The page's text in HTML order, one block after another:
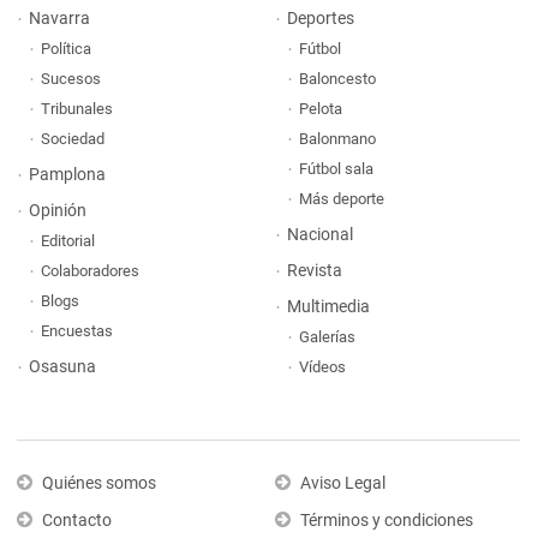
Navarra
Política
Sucesos
Tribunales
Sociedad
Pamplona
Opinión
Editorial
Colaboradores
Blogs
Encuestas
Osasuna
Deportes
Fútbol
Baloncesto
Pelota
Balonmano
Fútbol sala
Más deporte
Nacional
Revista
Multimedia
Galerías
Vídeos
Quiénes somos
Contacto
Aviso Legal
Términos y condiciones